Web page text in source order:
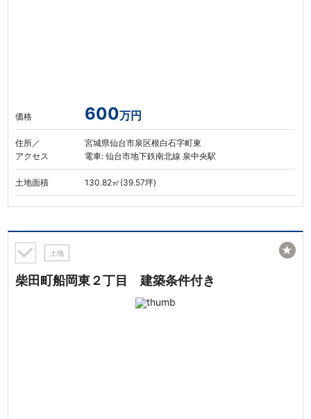
価格 600万円
住所／
アクセス
宮城県仙台市泉区根白石字町東
電車: 仙台市地下鉄南北線 泉中央駅
土地面積 130.82㎡(39.57坪)
土地
柴田町船岡東２丁目 建築条件付き
★